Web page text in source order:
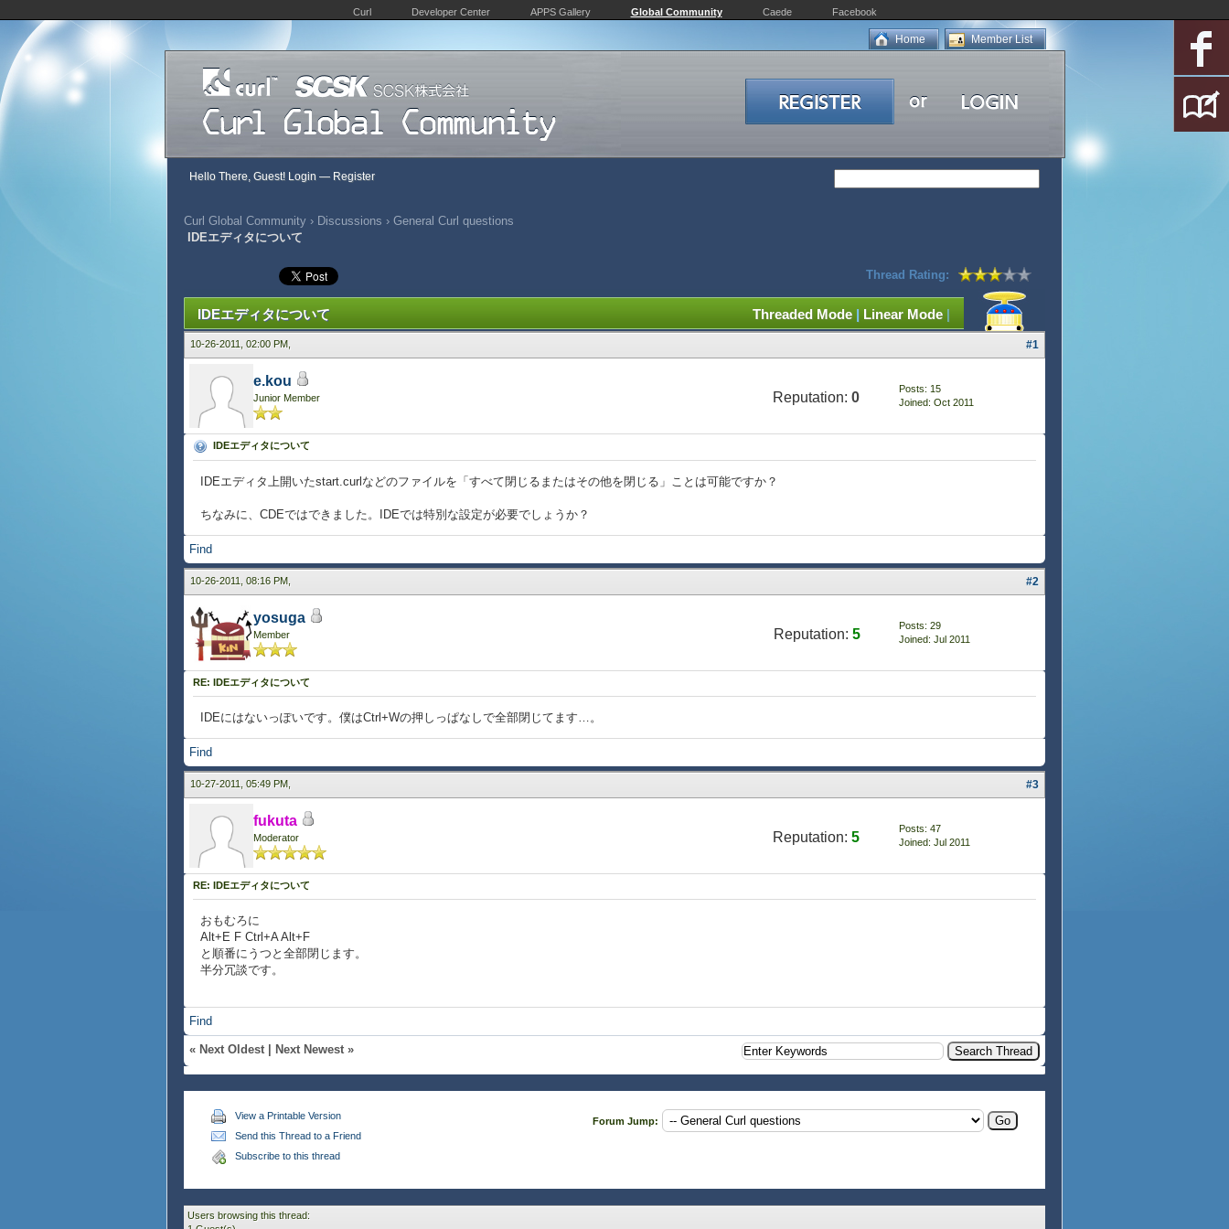
Curl Developer Center APPS Gallery Global Community Caede Facebook
Member List
Home
Hello There, Guest! Login — Register
Curl Global Community › Discussions › General Curl questions
IDEエディタについて
Thread Rating:
Threaded Mode | Linear Mode |
IDEエディタについて
10-26-2011, 02:00 PM, #1
e.kou
Junior Member Reputation: 0
Posts: 15
Joined: Oct 2011
IDEエディタについて
IDEエディタ上開いたstart.curlなどのファイルを「すべて閉じるまたはその他を閉じる」ことは可能ですか？
ちなみに、CDEではできました。IDEでは特別な設定が必要でしょうか？
Find
10-26-2011, 08:16 PM, #2
yosuga
Member Reputation: 5
Posts: 29
Joined: Jul 2011
RE: IDEエディタについて
IDEにはないっぽいです。僕はCtrl+Wの押しっぱなしで全部閉じてます…。
Find
10-27-2011, 05:49 PM, #3
fukuta
Moderator Reputation: 5
Posts: 47
Joined: Jul 2011
RE: IDEエディタについて
おもむろに
Alt+E F Ctrl+A Alt+F
と順番にうつと全部閉じます。
半分冗談です。
Find
« Next Oldest Next Newest »
View a Printable Version
Send this Thread to a Friend
Subscribe to this thread
Forum Jump:
Users browsing this thread: